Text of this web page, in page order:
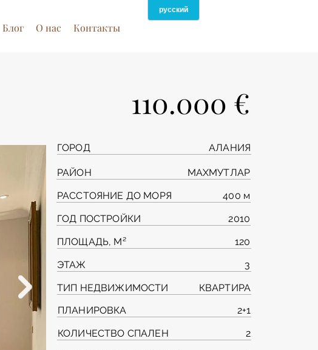
Блог О нас Контакты
110.000 €
ГОРОД АЛАНИЯ
РАЙОН
МАХМУТЛАР
РАССТОЯНИЕ ДО МОРЯ
400 м
ГОД ПОСТРОЙКИ
2010
ПЛОЩАДЬ, М²
120
ЭТАЖ
3
ТИП НЕДВИЖИМОСТИ
КВАРТИРА
ПЛАНИРОВКА
2+1
КОЛИЧЕСТВО СПАЛЕН
2